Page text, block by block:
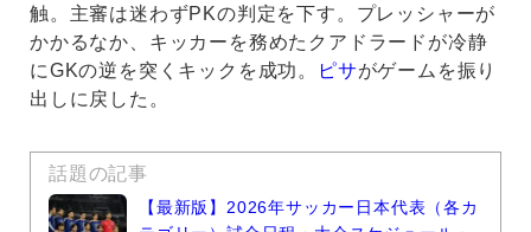
触。主審は迷わずPKの判定を下す。プレッシャーが
かかるなか、キッカーを務めたクアドラードが冷静
にGKの逆を突くキックを成功。
ピサがゲームを振り
出しに戻した。
話題の記事
【最新版】2026年サッカー日本代表（各カ